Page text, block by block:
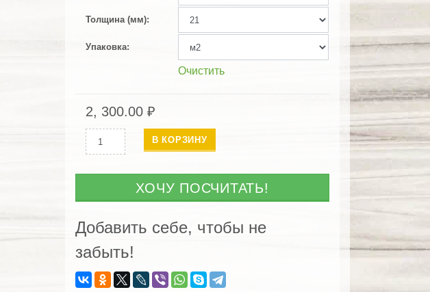
Толщина (мм)
Упаковка
Очистить
2, 300.00 ₽
Количество
Доска
ясеня
В КОРЗИНУ
ХОЧУ ПОСЧИТАТЬ!
Добавить себе, чтобы не
забыть!